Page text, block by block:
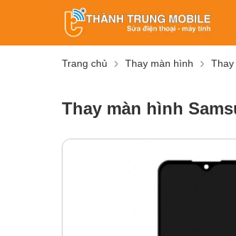
Trang chủ Thay màn hình Thay
Thay màn hình